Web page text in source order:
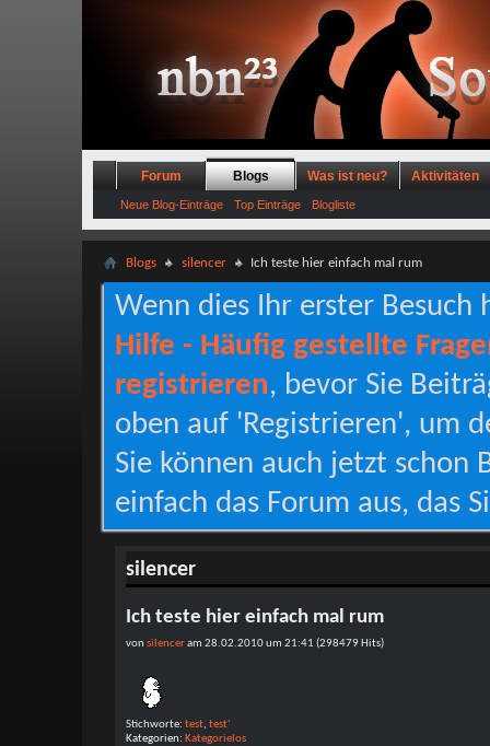
Forum Blogs
Neue Blog-Einträge Top Einträge Blogliste
Was ist neu? Aktivitäten
Blogs silencer Ich teste hier einfach mal rum
Wenn dies Ihr erster Besuch
Hilfe - Häufig gestellte
registrieren, bevor Sie
oben auf 'Registrieren', um
Sie können auch jetzt schon
einfach das Forum aus, das
silencer
Ich teste hier einfach mal rum
von silenceram 28.02.2010 um 21:41 (298479 Hits)
Stichworte: test, test'
Kategorien
Kategorielos